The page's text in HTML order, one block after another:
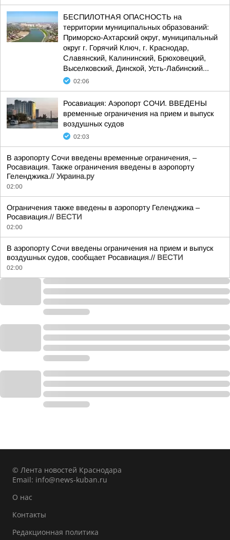
БЕСПИЛОТНАЯ ОПАСНОСТЬ на
территории муниципальных образований:
Приморско-Ахтарский округ, муниципальный
округ г. Горячий Ключ, г. Краснодар,
Славянский, Калининский, Брюховецкий,
Выселковский, Динской, Усть-Лабинский...
02:06
Росавиация: Аэропорт СОЧИ. ВВЕДЕНЫ
временные ограничения на прием и выпуск
воздушных судов
02:03
В аэропорту Сочи введены временные ограничения, –
Росавиация. Также ограничения введены в аэропорту
Геленджика.// Украина.ру
02:00
Ограничения также введены в аэропорту Геленджика –
Росавиация.// ВЕСТИ
02:00
В аэропорту Сочи введены ограничения на прием и выпуск
воздушных судов, сообщает Росавиация.// ВЕСТИ
02:00
© Лента новостей Краснодара
Email: info@news-kuban.ru
О нас
Контакты
Редакционная политика